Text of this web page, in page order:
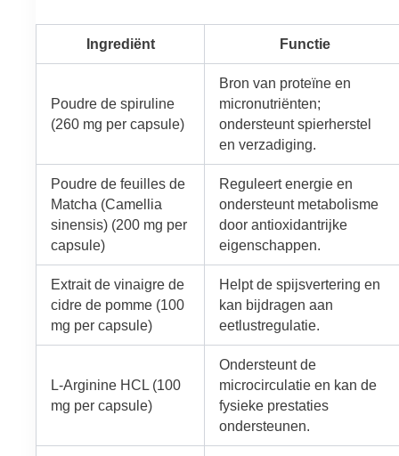
Ingrediënt Functie
Poudre de spiruline
(260 mg per capsule)
Bron van proteïne en
micronutriënten;
ondersteunt spierherstel
en verzadiging.
Poudre de feuilles de
Matcha (Camellia
sinensis) (200 mg per
capsule)
Reguleert energie en
ondersteunt metabolisme
door antioxidantrijke
eigenschappen.
Extrait de vinaigre de
cidre de pomme (100
mg per capsule)
Helpt de spijsvertering en
kan bijdragen aan
eetlustregulatie.
L-Arginine HCL (100
mg per capsule)
Ondersteunt de
microcirculatie en kan de
fysieke prestaties
ondersteunen.